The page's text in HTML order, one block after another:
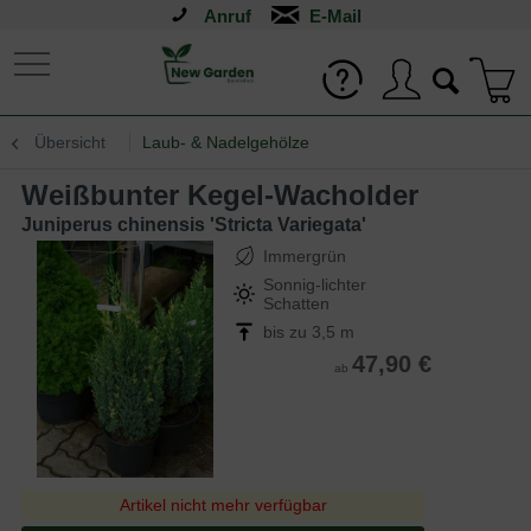
Anruf
Übersicht Laub- & Nadelgehölze
Weißbunter Kegel-Wacholder
Juniperus chinensis 'Stricta Variegata'
Immergrün
Sonnig-lichter
Schatten
bis zu 3,5 m
ab 47,90 €
Artikel nicht mehr verfügbar